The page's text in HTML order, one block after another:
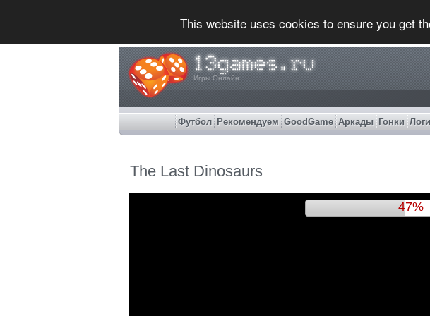
This website uses cookies to ensure you get
Игры Онлайн
Футбол Рекомендуем GoodGame Аркады Гонки
The Last Dinosaurs
50%